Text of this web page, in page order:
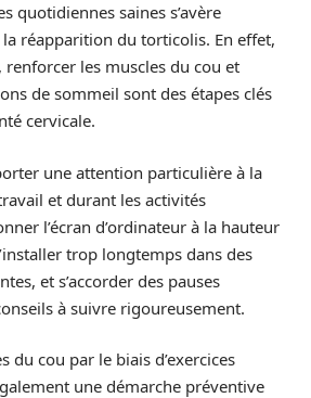
quotidiennes saines s’avère
réapparition du torticolis. En effet,
les muscles du cou et
de sommeil sont des étapes clés
cervicale.
une attention particulière à la
et durant les activités
l’écran d’ordinateur à la hauteur
trop longtemps dans des
et s’accorder des pauses
à suivre rigoureusement.
du cou par le biais d’exercices
une démarche préventive